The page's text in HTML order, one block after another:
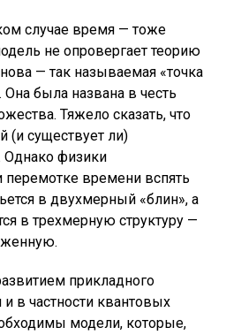
случае время — тоже
не опровергает теорию
— так называемая «точка
Она была названа в честь
Тяжело сказать, что
(и существует ли)
физики
перемотке времени вспять
в двухмерный «блин», а
в трехмерную структуру —
прикладного
в частности квантовых
модели, которые,